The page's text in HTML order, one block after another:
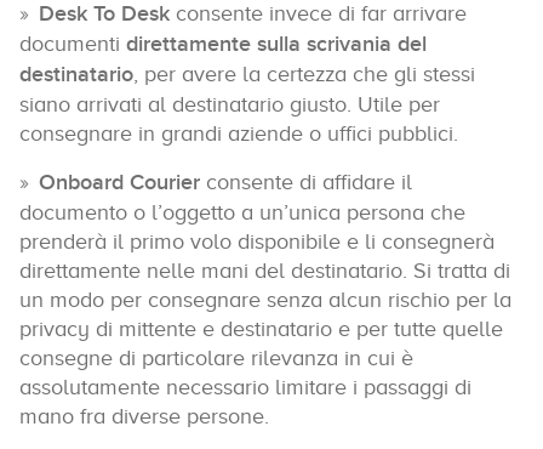
Desk To Desk consente invece di far arrivare
documenti direttamente sulla scrivania del
destinatario, per avere la certezza che gli stessi
siano arrivati al destinatario giusto. Utile per
consegnare in grandi aziende o uffici pubblici.
Onboard Courier consente di affidare il
documento o l’oggetto a un’unica persona che
prenderà il primo volo disponibile e li consegnerà
direttamente nelle mani del destinatario. Si tratta di
un modo per consegnare senza alcun rischio per la
privacy di mittente e destinatario e per tutte quelle
consegne di particolare rilevanza in cui è
assolutamente necessario limitare i passaggi di
mano fra diverse persone.